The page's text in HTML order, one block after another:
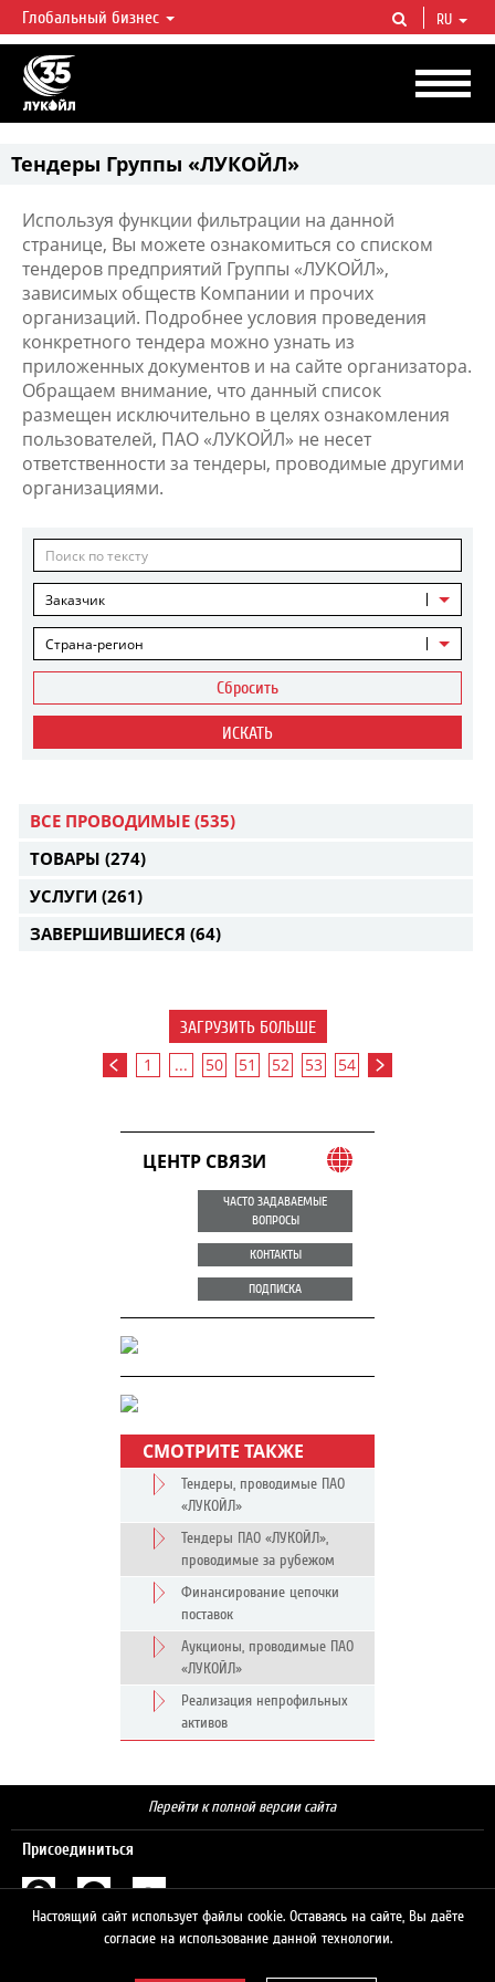
ЛУКОЙЛ СЕГОДНЯ
ЛУКОЙЛ — одна из крупнейших вертикально интегрированных
нефтегазовых компаний в мире, на долю которой приходится более 2%
мировой добычи нефти и около 1% доказанных запасов углеводородов.
Глобальный бизнес RU
Тендеры Группы «ЛУКОЙЛ»
Используя функции фильтрации на данной
странице, Вы можете ознакомиться со списком
тендеров предприятий Группы «ЛУКОЙЛ»,
зависимых обществ Компании и прочих
организаций. Подробнее условия проведения
конкретного тендера можно узнать из
приложенных документов и на сайте организатора.
Обращаем внимание, что данный список
размещен исключительно в целях ознакомления
пользователей, ПАО «ЛУКОЙЛ» не несет
ответственности за тендеры, проводимые другими
организациями.
Заказчик
Страна-регион
Сбросить
ИСКАТЬ
ВСЕ ПРОВОДИМЫЕ (535)
ТОВАРЫ (274)
УСЛУГИ (261)
ЗАВЕРШИВШИЕСЯ (64)
ЗАГРУЗИТЬ БОЛЬШЕ
1 ... 50 51 52 53 54
ЦЕНТР СВЯЗИ
ЧАСТО ЗАДАВАЕМЫЕ
ВОПРОСЫ
КОНТАКТЫ
ПОДПИСКА
СМОТРИТЕ ТАКЖЕ
Тендеры, проводимые ПАО
«ЛУКОЙЛ»
Тендеры ПАО «ЛУКОЙЛ»,
проводимые за рубежом
Финансирование цепочки
поставок
Аукционы, проводимые ПАО
«ЛУКОЙЛ»
Реализация непрофильных
активов
Перейти к полной версии сайта
Присоединиться
Настоящий сайт использует файлы cookie. Оставаясь на сайте, Вы даёте
согласие на использование данной технологии.